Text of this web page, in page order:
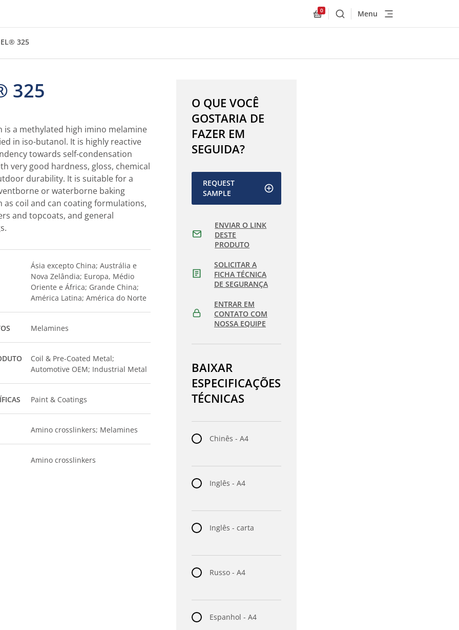
Allnex.GeneralResources.Cart
0
BuscarMenu
325
325
is a methylated high imino melamine
in iso-butanol. It is highly reactive
towards self-condensation
very good hardness, gloss, chemical
durability. It is suitable for a
or waterborne baking
as coil and can coating formulations,
and topcoats, and general
Ásia excepto China; Austrália e
Nova Zelândia; Europa, Médio
Oriente e África; Grande China;
América Latina; América do Norte
Melamines
Coil & Pre-Coated Metal;
Automotive OEM; Industrial Metal
Paint & Coatings
Amino crosslinkers; Melamines
Amino crosslinkers
O QUE VOCÊ
GOSTARIA DE
FAZER EM
SEGUIDA?
REQUEST
SAMPLE
ENVIAR O LINK
DESTE
PRODUTO
SOLICITAR A
FICHA TÉCNICA
DE SEGURANÇA
ENTRAR EM
CONTATO COM
NOSSA EQUIPE
BAIXAR
ESPECIFICAÇÕES
TÉCNICAS
Chinês - A4
Inglês - A4
Inglês - carta
Russo - A4
Espanhol - A4